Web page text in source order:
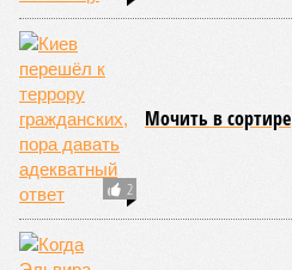
2
Мочить в сортире